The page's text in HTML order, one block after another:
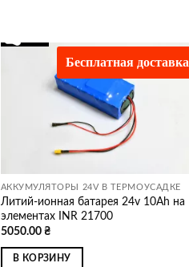
Бесплатная доставка
АККУМУЛЯТОРЫ 24V В ТЕРМОУСАДКЕ
Литий-ионная батарея 24v 10Ah на
элементах INR 21700
5050.00 ₴
В КОРЗИНУ